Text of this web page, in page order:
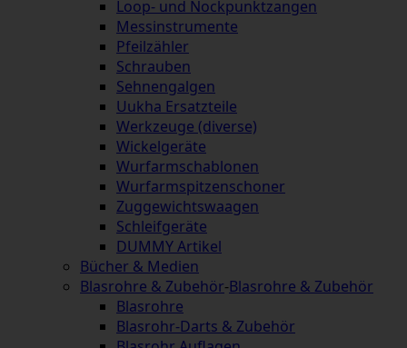
Loop- und Nockpunktzangen
Messinstrumente
Pfeilzähler
Schrauben
Sehnengalgen
Uukha Ersatzteile
Werkzeuge (diverse)
Wickelgeräte
Wurfarmschablonen
Wurfarmspitzenschoner
Zuggewichtswaagen
Schleifgeräte
DUMMY Artikel
Bücher & Medien
Blasrohre & Zubehör-Blasrohre & Zubehör
Blasrohre
Blasrohr-Darts & Zubehör